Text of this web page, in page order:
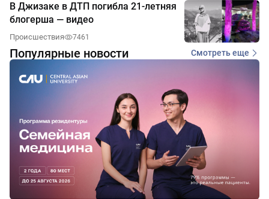
В Джизаке в ДТП погибла 21-летняя
блогерша — видео
Происшествия 7461
Популярные новости Смотреть еще